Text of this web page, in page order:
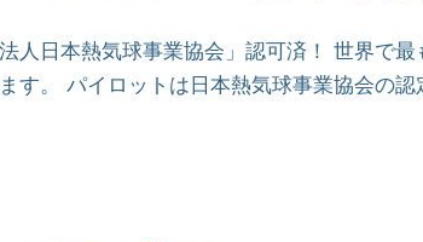
人日本熱気球事業協会」認可済！ 世界で
す。 パイロットは日本熱気球事業協会の認